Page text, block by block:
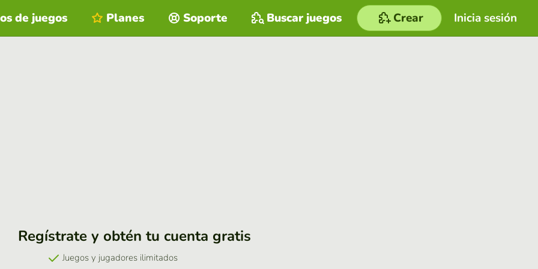
Inicia sesión
de juegos Planes Soporte Buscar juegos Crear
Regístrate y obtén tu cuenta gratis
Juegos y jugadores ilimitados